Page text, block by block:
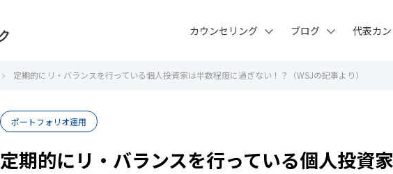
カウンセリング ブログ 代表カ
定期的にリ・バランスを行っている個人投資家は半数程度に過ぎない！？（WSJの記事より）
ポートフォリオ運用
定期的にリ・バランスを行っている個人投資